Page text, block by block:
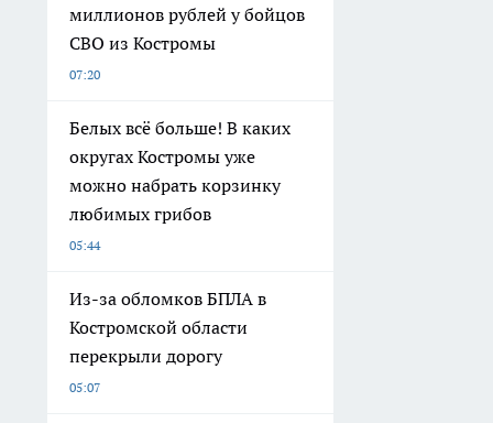
миллионов рублей у бойцов
СВО из Костромы
07:20
Белых всё больше! В каких
округах Костромы уже
можно набрать корзинку
любимых грибов
05:44
Из-за обломков БПЛА в
Костромской области
перекрыли дорогу
05:07